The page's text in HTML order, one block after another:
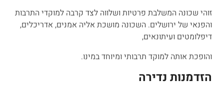
זוהי שכונה המשלבת פרטיות ושלווה לצד קרבה למוקדי התרבות
והפנאי של ירושלים. השכונה מושכת אליה אמנים, אדריכלים,
דיפלומטים ועיתונאים,
והופכת אותה למוקד תרבותי ומיוחד במינו.
הזדמנות נדירה